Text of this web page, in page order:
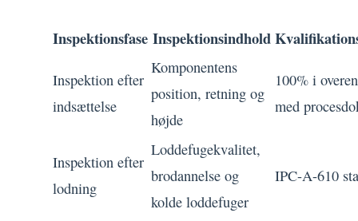
Inspektionsfase Inspektionsindhold
Inspektion efter
indsættelse
Komponentens
position, retning og
højde
100% i
med
Inspektion efter
lodning
Loddefugekvalitet,
brodannelse og
kolde loddefuger
IPC-A-610